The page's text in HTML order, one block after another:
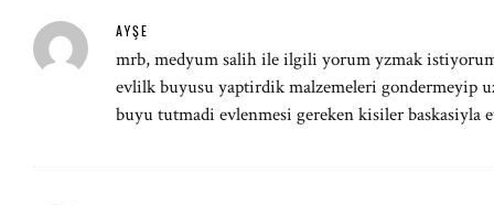
AYŞE
mrb, medyum salih ile ilgili yorum yzmak
evlilk buyusu yaptirdik malzemeleri gondermeyip
buyu tutmadi evlenmesi gereken kisiler baskasiyla